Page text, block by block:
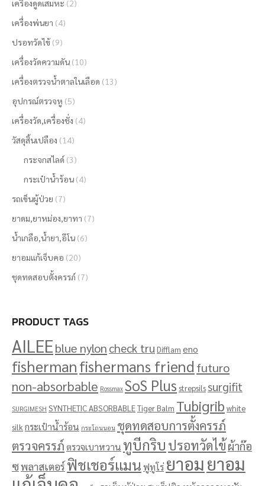
เครื่องดูดเสมหะ (2)
เครื่องพ่นยา (4)
ปรอทวัดไข้ (9)
เครื่องวัดความดัน (10)
เครื่องตรวจน้ำตาลในเลือด (13)
อุปกรณ์ตรวจหู (5)
เครื่องวัด,เครื่องชั่ง (4)
วัสดุสิ้นเปลือง (14)
กระจกสไลด์ (3)
กระเป๋าน้ำร้อน (4)
รถเข็นผู้ป่วย (7)
ยาดม,ยาหม่อง,ยาทา (7)
น้ำเกลือ,น้ำยา,อีโน (6)
ยาอมแก้เจ็บคอ (20)
ชุดทดสอบตั้งครรภ์ (7)
PRODUCT TAGS
AILEEblue nylon check tru Difflam eno
fishermanfishermans friend futuro
non-absorbable Rossmax SoS Plus strepsils surgifit
SURGIMESH SYNTHETIC ABSORBABLETiger Balm Tubigrib white
silk กระเป๋าน้ำร้อน กระโถนนอน ชุดทดสอบการตั้งครรภ์
ตรวจครรภ์ตรวจเบาหวาน ทูบีกริบ ปรอทวัดไข้ผ้าก๊อ
ซพลาสเตอร์ฟิชเชอร์แมนฟูทูโร่ ยาอมยาอม